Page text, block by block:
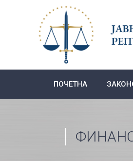
ПОЧЕТНА